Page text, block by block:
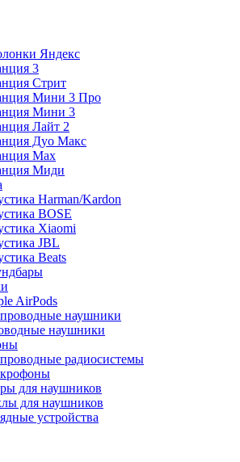
Яндекс
3
Стрит
Мини 3 Про
Мини 3
Лайт 2
Дуо Макс
Max
Миди
Harman/Kardon
BOSE
Xiaomi
JBL
Beats
AirPods
наушники
наушники
радиосистемы
для наушников
для наушников
устройства